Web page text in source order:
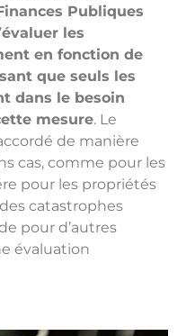
Publiques
évaluer les
en fonction de
que seuls les
dans le besoin
mesure. Le
de manière
cas, comme pour les
pour les propriétés
catastrophes
pour d’autres
évaluation